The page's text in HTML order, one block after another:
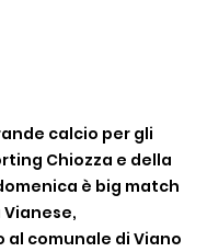
calcio per gli
Chiozza e della
è big match
comunale di Viano